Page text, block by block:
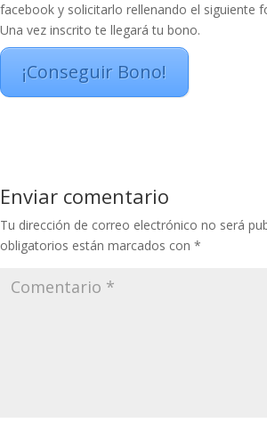
facebook y solicitarlo rellenando el siguiente
Una vez inscrito te llegará tu bono.
¡Conseguir Bono!
Enviar comentario
Tu dirección de correo electrónico no será
obligatorios están marcados con *